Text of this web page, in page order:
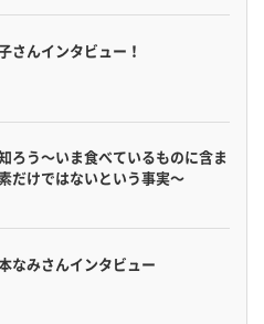
さんインタビュー！
ろう〜いま食べているものに含ま
だけではないという事実〜
なみさんインタビュー